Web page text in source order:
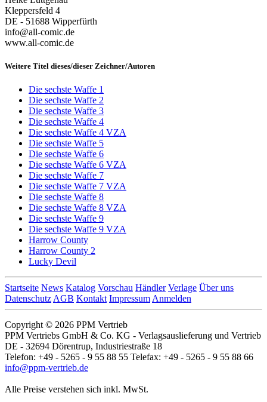
Kleppersfeld 4
DE - 51688 Wipperfürth
info@all-comic.de
www.all-comic.de
Weitere Titel dieses/dieser Zeichner/Autoren
Die sechste Waffe 1
Die sechste Waffe 2
Die sechste Waffe 3
Die sechste Waffe 4
Die sechste Waffe 4 VZA
Die sechste Waffe 5
Die sechste Waffe 6
Die sechste Waffe 6 VZA
Die sechste Waffe 7
Die sechste Waffe 7 VZA
Die sechste Waffe 8
Die sechste Waffe 8 VZA
Die sechste Waffe 9
Die sechste Waffe 9 VZA
Harrow County
Harrow County 2
Lucky Devil
Startseite News Katalog Vorschau Händler Verlage Über uns
Datenschutz AGB Kontakt Impressum Anmelden
Copyright © 2026 PPM Vertrieb
PPM Vertriebs GmbH & Co. KG - Verlagsauslieferung und Vertrieb
DE - 32694 Dörentrup, Industriestraße 18
Telefon: +49 - 5265 - 9 55 88 55 Telefax: +49 - 5265 - 9 55 88 66
info@ppm-vertrieb.de
Alle Preise verstehen sich inkl. MwSt.